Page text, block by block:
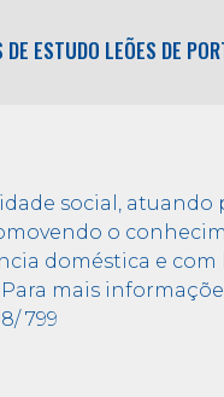
DE ESTUDO LEÕES DE
social, atuando
o
doméstica e
mais
799